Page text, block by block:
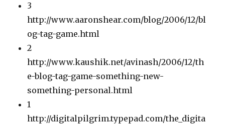
3
http://www.aaronshear.com/blog/2006/12/bl
og-tag-game.html
2
http://www.kaushik.net/avinash/2006/12/th
e-blog-tag-game-something-new-
something-personal.html
1
http://digitalpilgrim.typepad.com/the_digita